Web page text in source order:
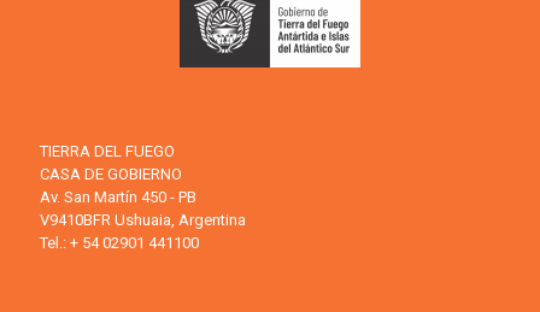
TIERRA DEL FUEGO
CASA DE GOBIERNO
Av. San Martín 450 - PB
V9410BFR Ushuaia, Argentina
Tel.: + 54 02901 441100